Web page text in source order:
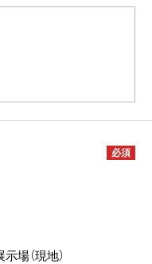
必須
場（現地）